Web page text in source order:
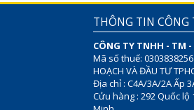
THÔNG TIN CÔNG
CÔNG TY TNHH - TM
Mã số thuế:
HOẠCH VÀ ĐẦU TƯ
Địa chỉ : C4A/3A/2A Ấp
Cửu hàng : 292 Quốc lộ